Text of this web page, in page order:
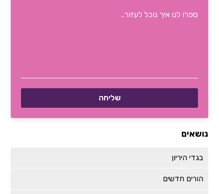
נושאים
בגדי היריון
הורים חדשים